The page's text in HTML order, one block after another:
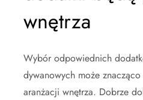
wnętrza
Wybór odpowiednich
dywanowych może
aranżacji wnętrza. Dobrze